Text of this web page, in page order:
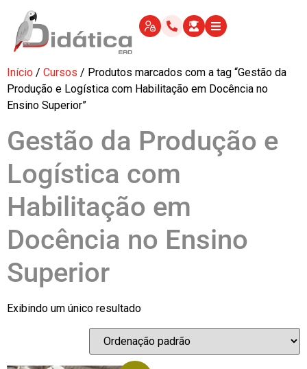
Início / Cursos / Produtos marcados com a tag “Gestão da
Produção e Logística com Habilitação em Docência no
Ensino Superior”
Gestão da Produção e
Logística com
Habilitação em
Docência no Ensino
Superior
Exibindo um único resultado